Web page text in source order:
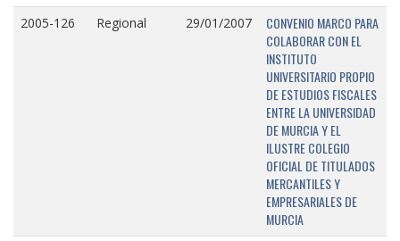
2005-126 Regional 29/01/2007
CONVENIO MARCO PARA
COLABORAR CON EL
INSTITUTO
UNIVERSITARIO PROPIO
DE ESTUDIOS FISCALES
ENTRE LA UNIVERSIDAD
DE MURCIA Y EL
ILUSTRE COLEGIO
OFICIAL DE TITULADOS
MERCANTILES Y
EMPRESARIALES DE
MURCIA